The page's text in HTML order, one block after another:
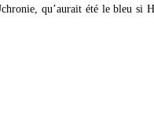
qu’aurait été le bleu si